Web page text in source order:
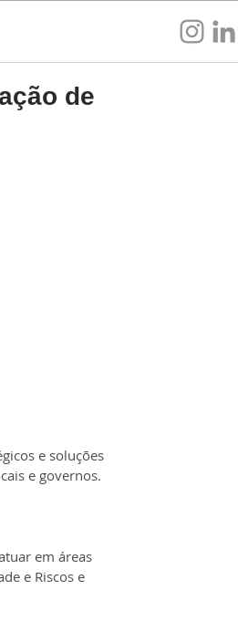
de
e soluções
e governos.
em áreas
e Riscos e